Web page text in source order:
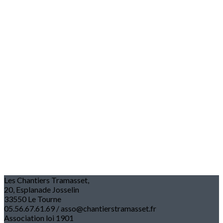
Les Chantiers Tramasset,
20, Esplanade Josselin
33550 Le Tourne
05.56.67.61.69 / asso@chantierstramasset.fr
Association loi 1901